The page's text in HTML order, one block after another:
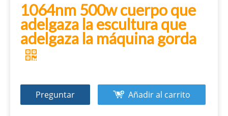
1064nm 500w cuerpo que
adelgaza la escultura que
adelgaza la máquina gorda
Preguntar Añadir al carrito